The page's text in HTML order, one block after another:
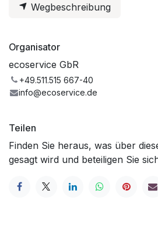
Wegbeschreibung
Organisator
ecoservice GbR
+49.511.515 667-40
info@ecoservice.de
Teilen
Finden Sie heraus, was über
gesagt wird und beteiligen Sie